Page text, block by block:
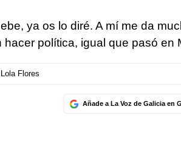
ya os lo diré. A mí me da
política, igual que pasó en
Lola Flores
Añade a La Voz de Galicia en